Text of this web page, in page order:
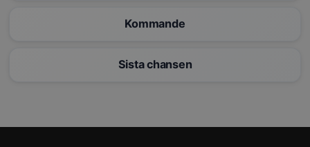
Kommande
Sista chansen